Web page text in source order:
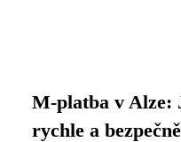
M-platba v Alze:
rychle a bezpečně